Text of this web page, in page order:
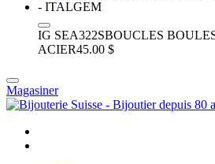
IG SEA322SBOUCLES
ACIER45.00 $
Magasiner